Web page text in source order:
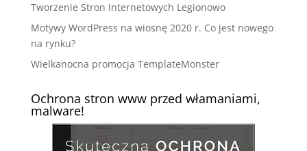
Tworzenie Stron Internetowych Legionowo
Motywy WordPress na wiosnę 2020 r. Co jest nowego
na rynku?
Wielkanocna promocja TemplateMonster
Ochrona stron www przed włamaniami,
malware!